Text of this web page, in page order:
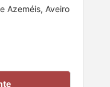
Azeméis, Aveiro